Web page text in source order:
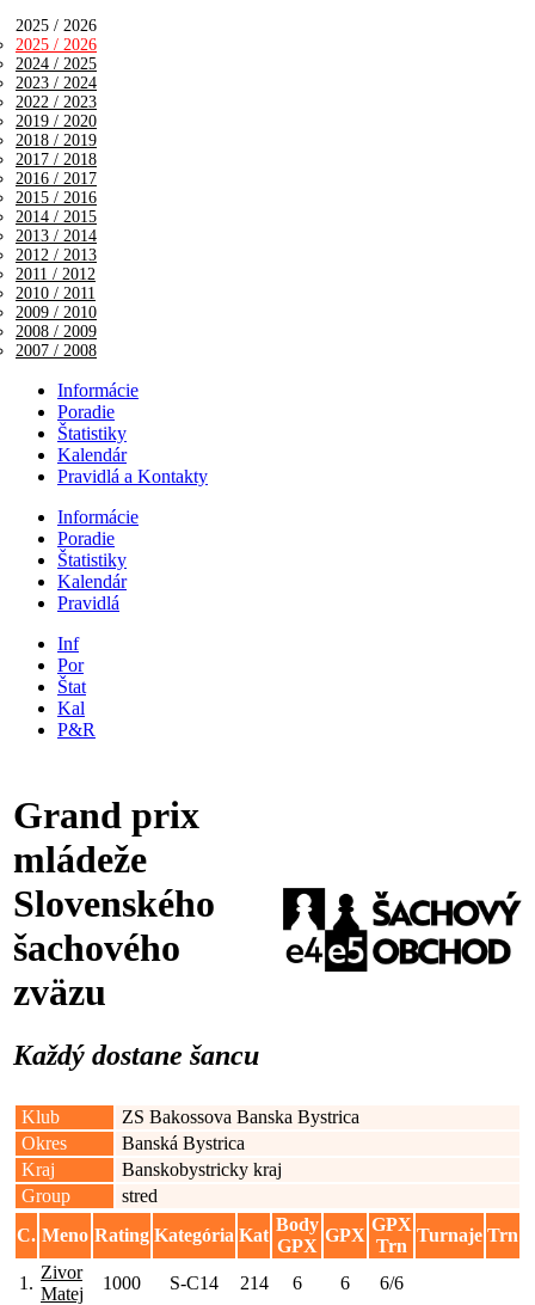
2025 / 2026
2025 / 2026
2024 / 2025
2023 / 2024
2022 / 2023
2019 / 2020
2018 / 2019
2017 / 2018
2016 / 2017
2015 / 2016
2014 / 2015
2013 / 2014
2012 / 2013
2011 / 2012
2010 / 2011
2009 / 2010
2008 / 2009
2007 / 2008
Informácie
Poradie
Štatistiky
Kalendár
Pravidlá a Kontakty
Informácie
Poradie
Štatistiky
Kalendár
Pravidlá
Inf
Por
Štat
Kal
P&R
Grand prix
mládeže
Slovenského
šachového
zväzu
Každý dostane šancu
Klub
ZS Bakossova Banska Bystrica
Okres
Banská Bystrica
Kraj
Banskobystricky kraj
Group
stred
C. Meno Rating Kategória Kat
Body
GPX
GPX
GPX
Trn
Turnaje Trn
1.
Zivor
Matej
1000 S-C14 214 6 6 6/6